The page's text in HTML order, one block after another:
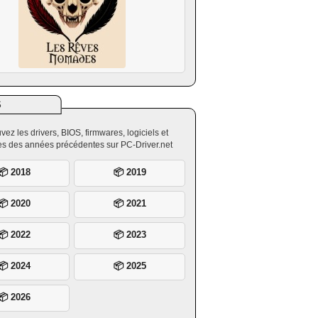
les drivers, BIOS, firmwares, logiciels et
des années précédentes sur PC-Driver.net
2018 📦 2019
2020 📦 2021
2022 📦 2023
2024 📦 2025
2026